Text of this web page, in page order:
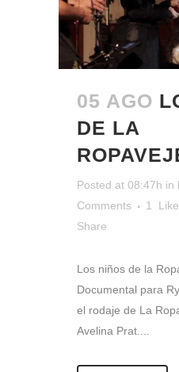
05 AGO
DE LA
Posted at 08:47h in
Comments
1
Like
Share
Los niños de la
Documental para
el rodaje de La
Avelina Prat....